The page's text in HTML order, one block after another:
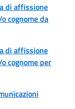
di affissione
cognome da
di affissione
cognome per